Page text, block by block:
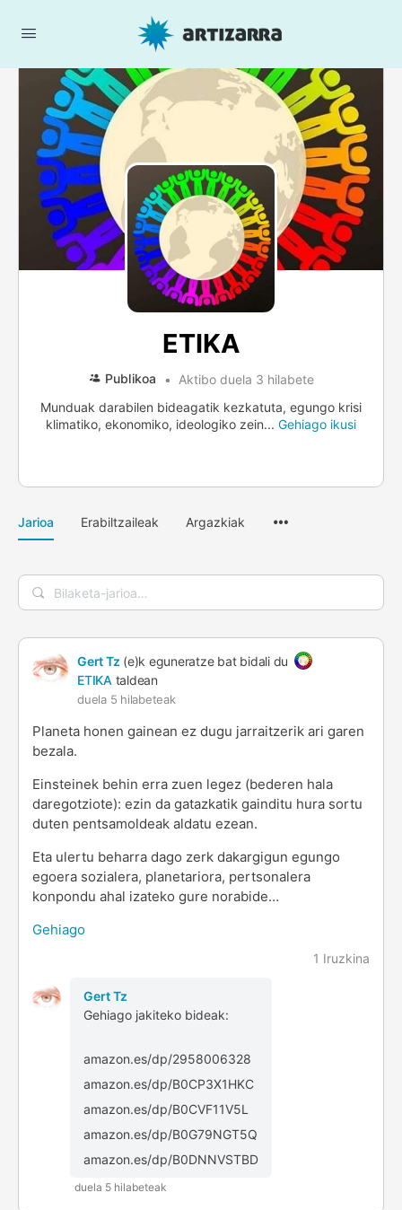
ETIKA
Publikoa
Aktibo duela 3 hilabete
Munduak darabilen bideagatik kezkatuta, egungo krisi
klimatiko, ekonomiko, ideologiko zein... Gehiago ikusi
Jarioa Erabiltzaileak Argazkiak
Bilaketa-
jarioa…
Gert Tz (e)k eguneratze bat bidali du
ETIKA taldean
duela 5 hilabeteak
Planeta honen gainean ez dugu jarraitzerik ari garen
bezala.
Einsteinek behin erra zuen legez (bederen hala
daregotziote): ezin da gatazkatik gainditu hura sortu
duten pentsamoldeak aldatu ezean.
Eta ulertu beharra dago zerk dakargigun egungo
egoera sozialera, planetariora, pertsonalera
konpondu ahal izateko gure norabide…
Gehiago
1 Iruzkina
Gert Tz
Gehiago jakiteko bideak:
amazon.es/dp/2958006328
amazon.es/dp/B0CP3X1HKC
amazon.es/dp/B0CVF11V5L
amazon.es/dp/B0G79NGT5Q
amazon.es/dp/B0DNNVSTBD
duela 5 hilabeteak